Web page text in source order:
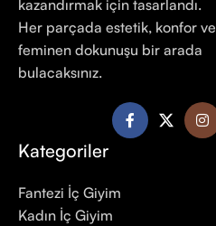
kazandırmak için tasarlandı.
Her parçada estetik, konfor ve
feminen dokunuşu bir arada
bulacaksınız.
Kategoriler
Fantezi İç Giyim
Kadın İç Giyim